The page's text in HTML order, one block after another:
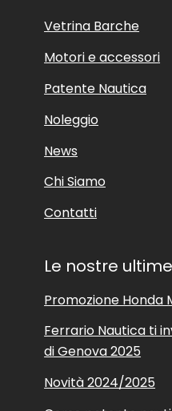
Vetrina Barche
Motori e accessori
Patente Nautica
Noleggio
News
Chi Siamo
Contatti
Le nostre
Promozione Honda
Ferrario Nautica ti
di Genova 2025
Novità 2024/2025